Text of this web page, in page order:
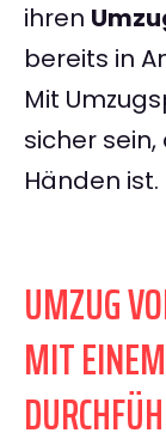
ihren
bereits in
Mit
sicher
Händen ist.
UMZUG
MIT